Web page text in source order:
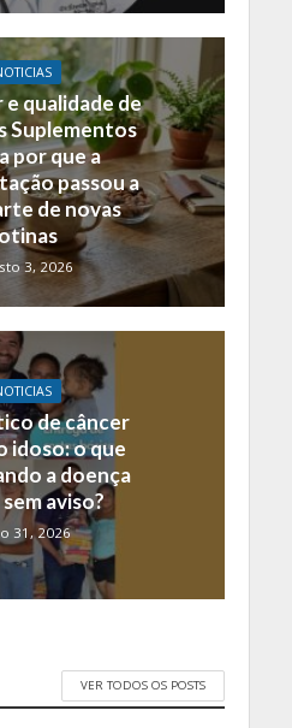
qualidade de
Suplementos
por que a
passou a
de novas
3, 2026
de câncer
idoso: o que
a doença
aviso?
31, 2026
VER TODOS OS POSTS